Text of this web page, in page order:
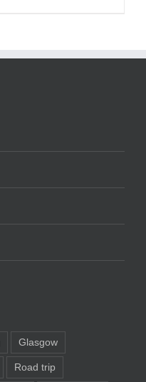
Glasgow
Road trip